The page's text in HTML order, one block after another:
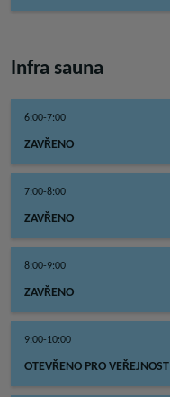
Infra sauna
6:00-7:00
ZAVŘENO
7:00-8:00
ZAVŘENO
8:00-9:00
ZAVŘENO
9:00-10:00
OTEVŘENO PRO VEŘEJNOST